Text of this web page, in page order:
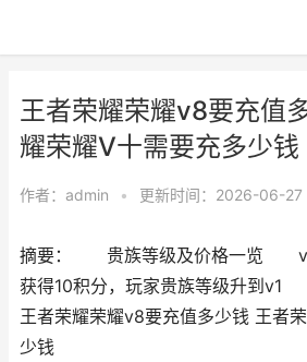
王者荣耀荣耀v8要充值
耀荣耀V十需要充多少钱
作者： admin • 更新时间：2026-06-27
摘要： 贵族等级及价格一览
获得10积分，玩家贵族等级升
王者荣耀荣耀v8要充值多少钱 王者
少钱